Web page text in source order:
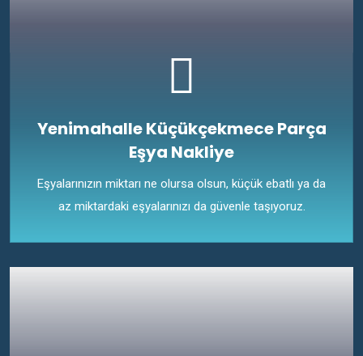
Yenimahalle Küçükçekmece Parça
Eşya Nakliye
Eşyalarınızın miktarı ne olursa olsun, küçük ebatlı ya da
az miktardaki eşyalarınızı da güvenle taşıyoruz.